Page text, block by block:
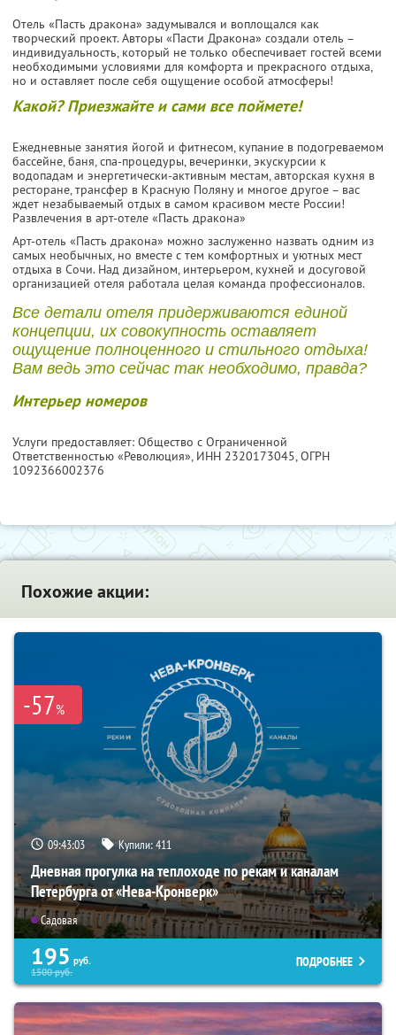
Отель «Пасть дракона» задумывался и воплощался как
творческий проект. Авторы «Пасти Дракона» создали отель –
индивидуальность, который не только обеспечивает гостей всеми
необходимыми условиями для комфорта и прекрасного отдыха,
но и оставляет после себя ощущение особой атмосферы!
Какой? Приезжайте и сами все поймете!
Ежедневные занятия йогой и фитнесом, купание в подогреваемом
бассейне, баня, спа-процедуры, вечеринки, экускурсии к
водопадам и энергетически-активным местам, авторская кухня в
ресторане, трансфер в Красную Поляну и многое другое – вас
ждет незабываемый отдых в самом красивом месте России!
Развлечения в арт-отеле «Пасть дракона»
Арт-отель «Пасть дракона» можно заслуженно назвать одним из
самых необычных, но вместе с тем комфортных и уютных мест
отдыха в Сочи. Над дизайном, интерьером, кухней и досуговой
организацией отеля работала целая команда профессионалов.
Все детали отеля придерживаются единой
концепции, их совокупность оставляет
ощущение полноценного и стильного отдыха!
Вам ведь это сейчас так необходимо, правда?
Интерьер номеров
Услуги предоставляет: Общество с Ограниченной
Ответственностью «Революция», ИНН 2320173045, ОГРН
1092366002376
Похожие акции:
-57%
09:43:02 Купили:411
Дневная прогулка на теплоходе по рекам и каналам
Петербурга от «Нева-Кронверк»
Садовая
195 руб.
1500руб.
ПОДРОБНЕЕ